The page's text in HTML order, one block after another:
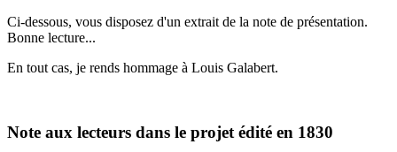
Ci-dessous, vous disposez d'un extrait de la note de présentation.
Bonne lecture...
En tout cas, je rends hommage à Louis Galabert.
Note aux lecteurs dans le projet édité en 1830